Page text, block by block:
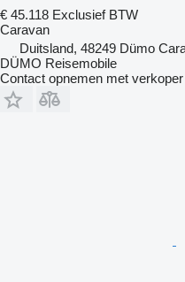
€ 45.118 Exclusief BTW
Caravan
Duitsland, 48249 Dümo
DÜMO Reisemobile
Contact opnemen met verkoper